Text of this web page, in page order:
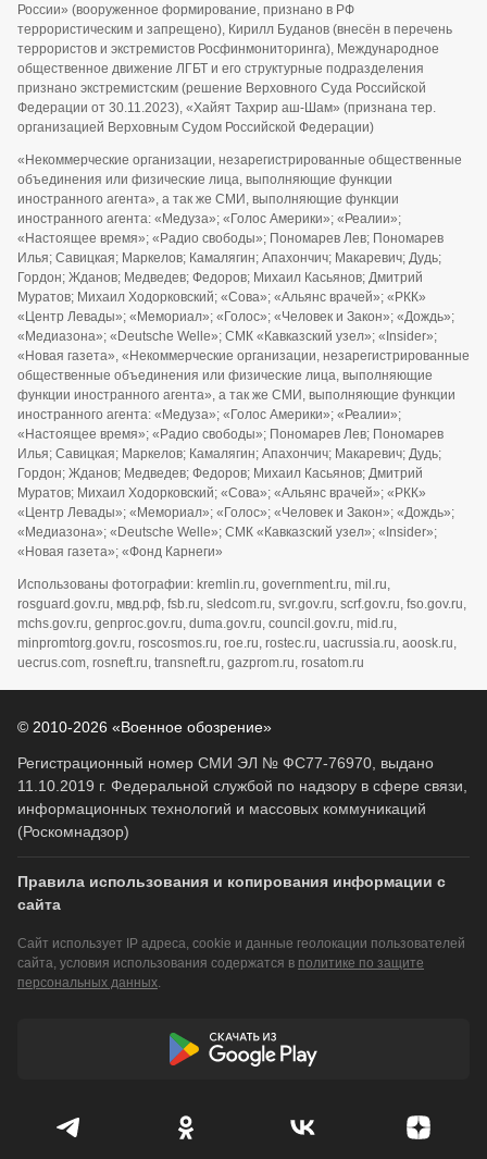
России» (вооруженное формирование, признано в РФ
террористическим и запрещено), Кирилл Буданов (внесён в перечень
террористов и экстремистов Росфинмониторинга), Международное
общественное движение ЛГБТ и его структурные подразделения
признано экстремистским (решение Верховного Суда Российской
Федерации от 30.11.2023), «Хайят Тахрир аш-Шам» (признана тер.
организацией Верховным Судом Российской Федерации)
«Некоммерческие организации, незарегистрированные общественные
объединения или физические лица, выполняющие функции
иностранного агента», а так же СМИ, выполняющие функции
иностранного агента: «Медуза»; «Голос Америки»; «Реалии»;
«Настоящее время»; «Радио свободы»; Пономарев Лев; Пономарев
Илья; Савицкая; Маркелов; Камалягин; Апахончич; Макаревич; Дудь;
Гордон; Жданов; Медведев; Федоров; Михаил Касьянов; Дмитрий
Муратов; Михаил Ходорковский; «Сова»; «Альянс врачей»; «РКК»
«Центр Левады»; «Мемориал»; «Голос»; «Человек и Закон»; «Дождь»;
«Медиазона»; «Deutsche Welle»; СМК «Кавказский узел»; «Insider»;
«Новая газета», «Некоммерческие организации, незарегистрированные
общественные объединения или физические лица, выполняющие
функции иностранного агента», а так же СМИ, выполняющие функции
иностранного агента: «Медуза»; «Голос Америки»; «Реалии»;
«Настоящее время»; «Радио свободы»; Пономарев Лев; Пономарев
Илья; Савицкая; Маркелов; Камалягин; Апахончич; Макаревич; Дудь;
Гордон; Жданов; Медведев; Федоров; Михаил Касьянов; Дмитрий
Муратов; Михаил Ходорковский; «Сова»; «Альянс врачей»; «РКК»
«Центр Левады»; «Мемориал»; «Голос»; «Человек и Закон»; «Дождь»;
«Медиазона»; «Deutsche Welle»; СМК «Кавказский узел»; «Insider»;
«Новая газета»; «Фонд Карнеги»
Использованы фотографии: kremlin.ru, government.ru, mil.ru,
rosguard.gov.ru, мвд.рф, fsb.ru, sledcom.ru, svr.gov.ru, scrf.gov.ru, fso.gov.ru,
mchs.gov.ru, genproc.gov.ru, duma.gov.ru, council.gov.ru, mid.ru,
minpromtorg.gov.ru, roscosmos.ru, roe.ru, rostec.ru, uacrussia.ru, aoosk.ru,
uecrus.com, rosneft.ru, transneft.ru, gazprom.ru, rosatom.ru
© 2010-2026 «Военное обозрение»
Регистрационный номер СМИ ЭЛ № ФС77-76970, выдано
11.10.2019 г. Федеральной службой по надзору в сфере связи,
информационных технологий и массовых коммуникаций
(Роскомнадзор)
Правила использования и копирования информации с
сайта
Сайт использует IP адреса, cookie и данные геолокации пользователей
сайта, условия использования содержатся в политике по защите
персональных данных.